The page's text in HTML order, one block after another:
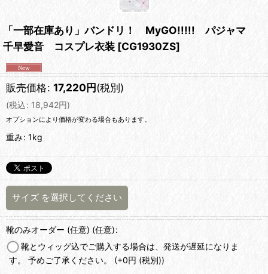
「一部在庫あり」バンドリ！ MyGO!!!!! パジャマ
千早愛音 コスプレ衣装 [CG1930ZS]
販売価格: 17,220円(税別)
(税込: 18,942円)
オプションにより価格が変わる場合もあります。
重み: 1kg
サイズ を選択してください
靴のみオーダー (任意) (任意):
靴とウィッグ込でご購入する場合は、発送が遅延になりま
す。 予めご了承ください。 (+0円 (税別))